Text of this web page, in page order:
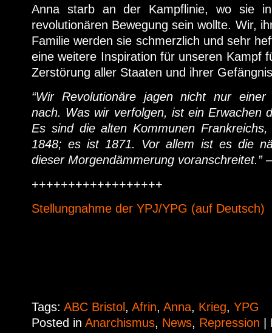
Anna starb an der Kampflinie, wo sie
revolutionären Bewegung sein wollte. Wir,
Familie werden sie schmerzlich und sehr
eine weitere Inspiration für unseren Kampf
Zerstörung aller Staaten und ihrer
“Wir Revolutionäre jagen nicht nur
nach. Was wir verfolgen, ist ein Erwachen
Es sind die alten Kommunen
1848; es ist 1871. Vor allem ist es die
dieser Morgendämmerung voranschreitet.”
++++++++++++++++++
Stellungnahme der YPJ/YPG (auf Deutsch)
Tags: ABC Bristol , Afrin, Anna, Krieg, YPG
Posted in Anarchismus, News, Repression